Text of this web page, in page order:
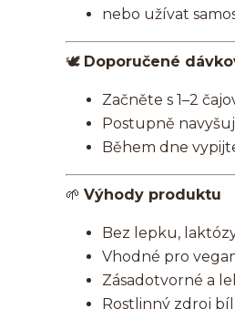
nebo užívat
🕊️ Doporučené
Začněte s 1–2
Postupně
Během dne
🌱 Výhody produktu
Bez lepku,
Vhodné pro
Zásadotvorné a
Rostlinný zdroj